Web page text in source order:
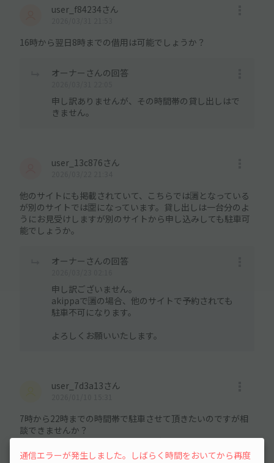
user_f84234さん
16時から翌日8時までの借用は可能でしょうか？
オーナーさんの回答
申し訳ありませんが、その時間帯の貸し出しはで
きません。
user_13c876さん
他のサイトにも掲載されていて、こちらでは🈵となっている
が別のサイトでは🈳になっています。貸し出しは一台分のよ
うにお見受けしますが別のサイトから申し込みしても駐車可
能でしょうか。
オーナーさんの回答
申し訳ございません。
akippaで🈵の場合、他のサイトで予約されても
駐車不可になります。
よろしくお願いいたします。
user_7d3a13さん
7時から22時までの時間帯で駐車させて頂きたいのですが相
談できませんか？
別途追加で料金が発生する場合はお支払い致します。
通信エラーが発生しました。しばらく時間をおいてから再度